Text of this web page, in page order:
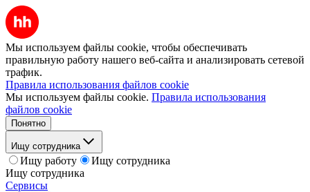
Мы используем файлы cookie, чтобы обеспечивать
правильную работу нашего веб-сайта и анализировать сетевой
трафик.
Правила использования файлов cookie
Мы используем файлы cookie. Правила использования
файлов cookie
Понятно
Ищу сотрудника
Ищу работу
Ищу сотрудника
Ищу сотрудника
Сервисы